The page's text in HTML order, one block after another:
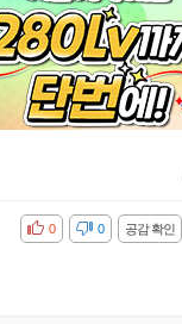
공감 확인
비공감 0
0